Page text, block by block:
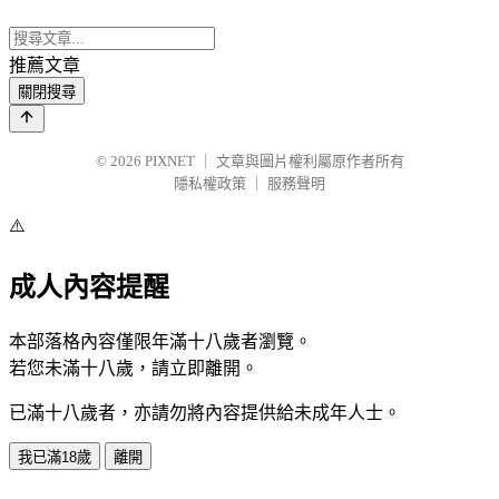
推薦文章
關閉搜尋
© 2026 PIXNET
文章與圖片權利屬原作者所有
隱私權政策
服務聲明
⚠️
成人內容提醒
本部落格內容僅限年滿十八歲者瀏覽。
若您未滿十八歲，請立即離開。
已滿十八歲者，亦請勿將內容提供給未成年人士。
我已滿18歲 離開